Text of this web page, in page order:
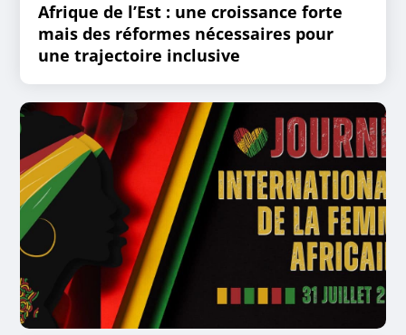
Afrique de l’Est : une croissance forte
mais des réformes nécessaires pour
une trajectoire inclusive